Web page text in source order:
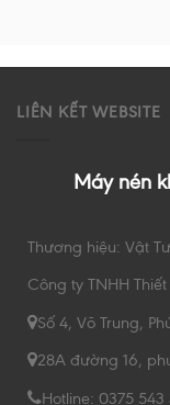
LIÊN KẾT WEBSITE
Máy nén
Thương hiệu: Vật
Công ty TNHH
Số 4, Võ Trung,
28A đường 16,
Hotline: 0375